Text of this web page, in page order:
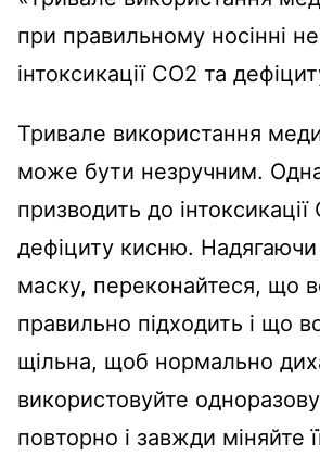
при правильному носінні
інтоксикації СО2 та
Тривале використання
може бути незручним.
призводить до інтоксикації
дефіциту кисню.
маску, переконайтеся, що
правильно підходить і що
щільна, щоб нормально
використовуйте
повторно і завжди міняйте